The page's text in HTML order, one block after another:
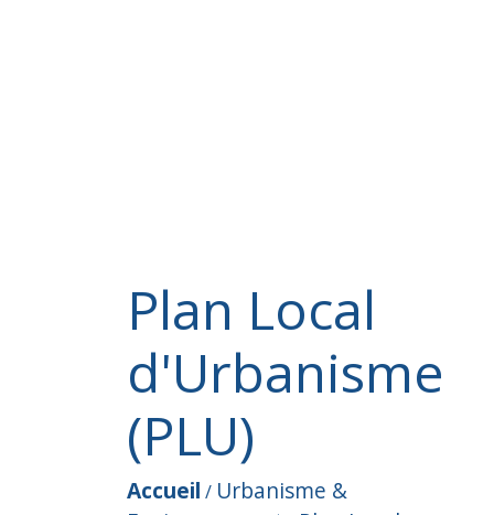
Plan Local
d'Urbanisme
(PLU)
Accueil / Urbanisme &